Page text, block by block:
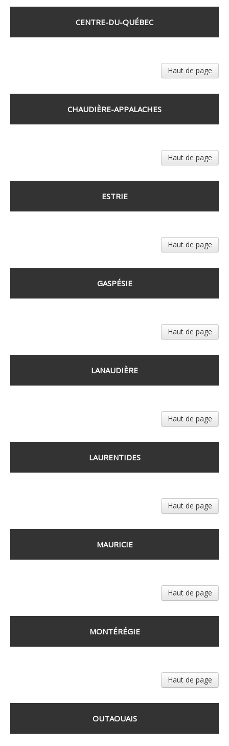
CENTRE-DU-QUÉBEC
Haut de page
CHAUDIÈRE-APPALACHES
Haut de page
ESTRIE
Haut de page
GASPÉSIE
Haut de page
LANAUDIÈRE
Haut de page
LAURENTIDES
Haut de page
MAURICIE
Haut de page
MONTÉRÉGIE
Haut de page
OUTAOUAIS